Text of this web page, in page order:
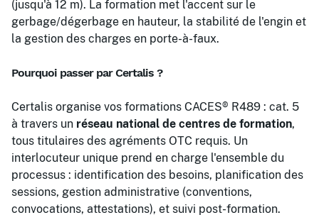
(jusqu'à 12 m). La formation met l'accent sur le
gerbage/dégerbage en hauteur, la stabilité de l'engin et
la gestion des charges en porte-à-faux.
Pourquoi passer par Certalis ?
Certalis organise vos formations CACES® R489 : cat. 5
à travers un réseau national de centres de formation,
tous titulaires des agréments OTC requis. Un
interlocuteur unique prend en charge l'ensemble du
processus : identification des besoins, planification des
sessions, gestion administrative (conventions,
convocations, attestations), et suivi post-formation.